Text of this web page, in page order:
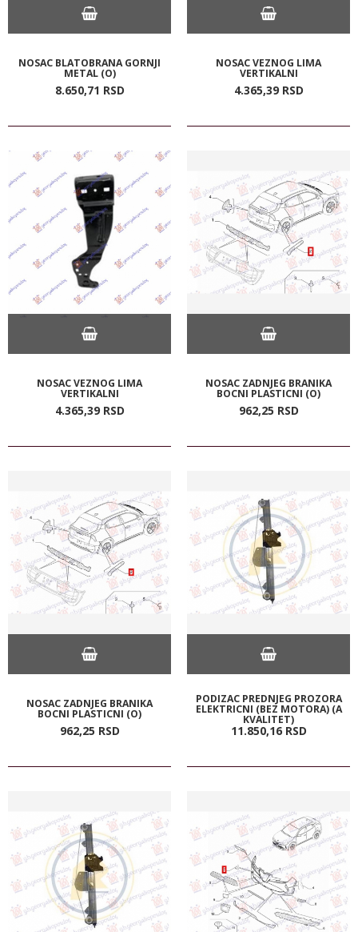
NOSAC BLATOBRANA GORNJI
METAL (O)
8.650,71 RSD
NOSAC VEZNOG LIMA
VERTIKALNI
4.365,39 RSD
NOSAC VEZNOG LIMA
VERTIKALNI
4.365,39 RSD
NOSAC ZADNJEG BRANIKA
BOCNI PLASTICNI (O)
962,25 RSD
NOSAC ZADNJEG BRANIKA
BOCNI PLASTICNI (O)
962,25 RSD
PODIZAC PREDNJEG PROZORA
ELEKTRICNI (BEZ MOTORA) (A
KVALITET)
11.850,16 RSD